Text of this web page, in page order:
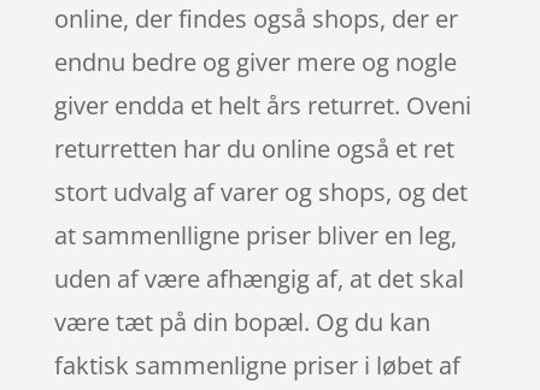
online, der findes også shops, der er
endnu bedre og giver mere og nogle
giver endda et helt års returret. Oveni
returretten har du online også et ret
stort udvalg af varer og shops, og det
at sammenlligne priser bliver en leg,
uden af være afhængig af, at det skal
være tæt på din bopæl. Og du kan
faktisk sammenligne priser i løbet af